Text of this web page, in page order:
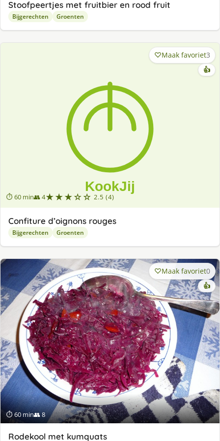
Stoofpeertjes met fruitbier en rood fruit
Bijgerechten Groenten
⏱ 60 min👥 4★★★☆☆ 2.5 (4)
Maak favoriet3
👍
Confiture d’oignons rouges
Bijgerechten Groenten
⏱ 60 min👥 8
Maak favoriet0
👍
Rodekool met kumquats